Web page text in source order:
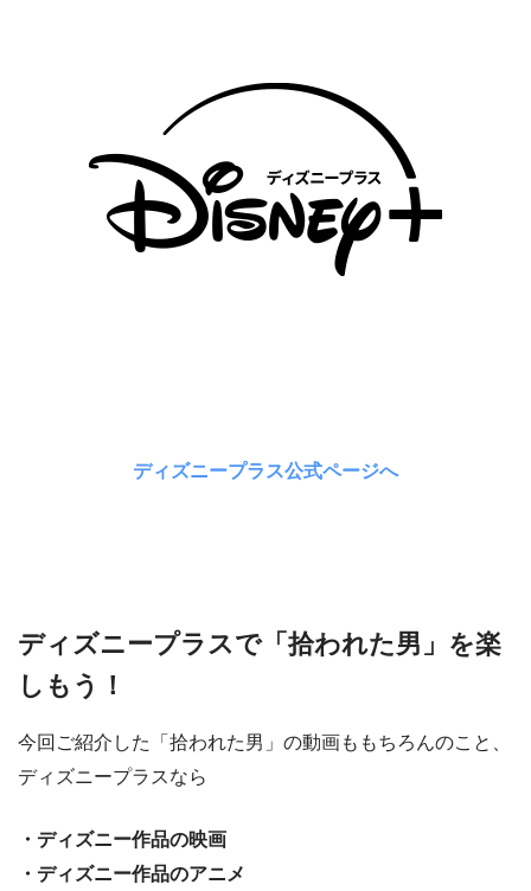
ディズニープラス公式ページへ
ディズニープラスで「拾われた男」を楽
しもう！
今回ご紹介した「拾われた男」の動画ももちろんのこと、
ディズニープラスなら
・ディズニー作品の映画
・ディズニー作品のアニメ